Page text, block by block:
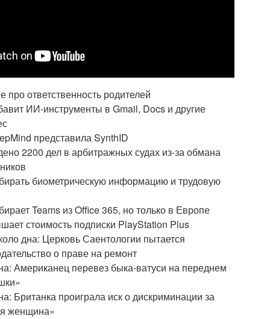
про ответственность родителей
ИИ-инструменты в Gmail, Docs и другие
представила SynthID
2200 дел в арбитражных судах из-за обмана
биометрическую информацию и трудовую
Teams из Office 365, но только в Европе
стоимость подписки PlayStation Plus
дна: Церковь Саентологии пытается
о праве на ремонт
Американец перевез быка-ватуси на переднем
Британка проиграла иск о дискриминации за
женщина»